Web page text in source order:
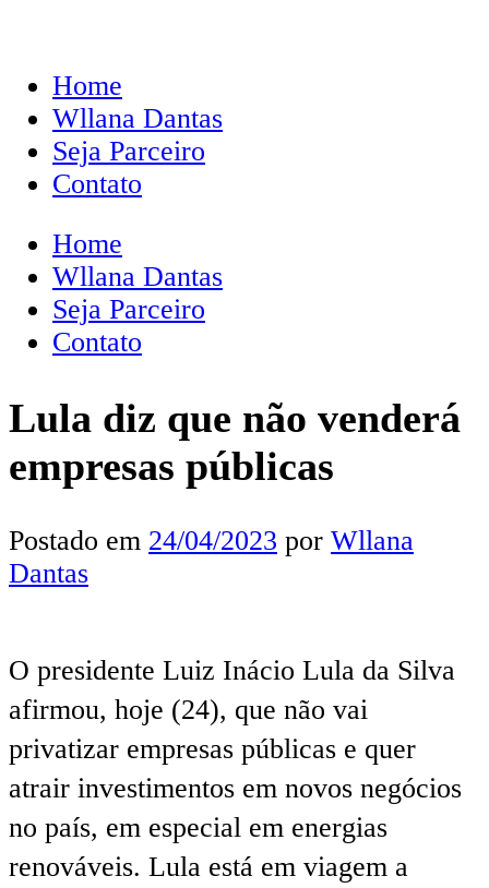
Home
Wllana Dantas
Seja Parceiro
Contato
Home
Wllana Dantas
Seja Parceiro
Contato
Lula diz que não venderá
empresas públicas
Postado em 24/04/2023 por Wllana
Dantas
O presidente Luiz Inácio Lula da Silva
afirmou, hoje (24), que não vai
privatizar empresas públicas e quer
atrair investimentos em novos negócios
no país, em especial em energias
renováveis. Lula está em viagem a